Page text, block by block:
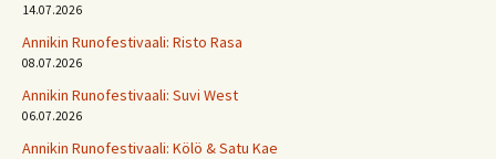
14.07.2026
Annikin Runofestivaali: Risto Rasa
08.07.2026
Annikin Runofestivaali: Suvi West
06.07.2026
Annikin Runofestivaali: Kölö & Satu Kae